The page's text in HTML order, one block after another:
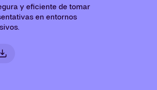
y eficiente de tomar
en entornos